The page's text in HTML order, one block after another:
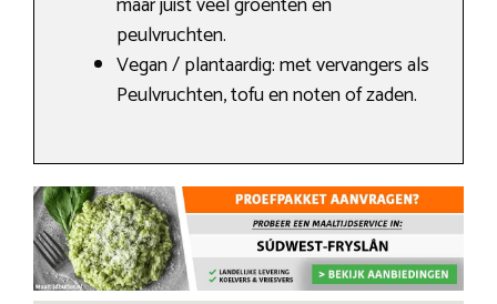
peulvruchten.
Vegan / plantaardig: met vervangers als
Peulvruchten, tofu en noten of zaden.